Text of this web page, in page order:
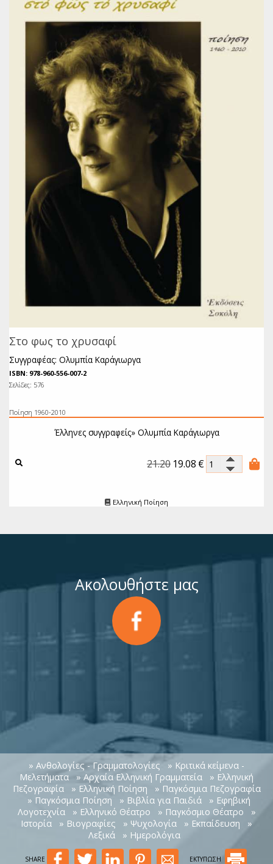
Παγκόσμια Ποίηση
Βιβλία για Παιδιά
Εφηβική Λογοτεχνία
Ελληνικό Θέατρο
Παγκόσμιο Θέατρο
Ιστορία
Βιογραφίες
Ψυχολογία
Εκπαίδευση
Λεξικά
Ημερολόγια
Στο φως το χρυσαφί
Συγγραφέας: Ολυμπία Καράγιωργα
ISBN: 978-960-556-007-2
Σελίδες: 576
Ποίηση 1960-2010
Έλληνες συγγραφείς»Ολυμπία Καράγιωργα
21.20 19.08 €
Ελληνική Ποίηση
Ακολουθήστε μας
» Ανθολογίες - Γραμματολογίες
» Κριτικά κείμενα -
Μελετήματα
» Αρχαία Ελληνική Γραμματεία
» Ελληνική
Πεζογραφία
» Ελληνική Ποίηση
» Παγκόσμια Πεζογραφία
» Παγκόσμια Ποίηση
» Βιβλία για Παιδιά
» Εφηβική
Λογοτεχνία
» Ελληνικό Θέατρο » Παγκόσμιο Θέατρο
»
Ιστορία
» Βιογραφίες » Ψυχολογία » Εκπαίδευση
»
Λεξικά
» Ημερολόγια
SHARE ΕΚΤΥΠΩΣΗ